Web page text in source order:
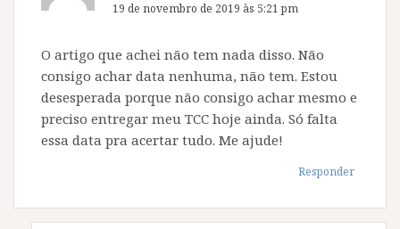
19 de novembro de 2019 às 5:21 pm
O artigo que achei não tem nada disso. Não
consigo achar data nenhuma, não tem. Estou
desesperada porque não consigo achar mesmo e
preciso entregar meu TCC hoje ainda. Só falta
essa data pra acertar tudo. Me ajude!
Responder